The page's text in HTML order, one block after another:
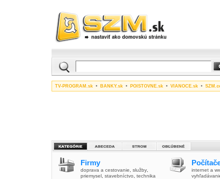
TV-PROGRAM.sk • BANKY.sk • POISTOVNE.sk • VIANOCE.sk •
Firmy
doprava a cestovanie služby
priemysel stavebníctvo technika
internet a